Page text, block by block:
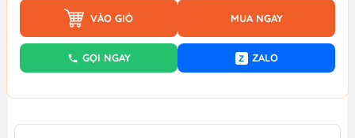
VÀO GIỎ MUA NGAY
GỌI NGAY Z ZALO